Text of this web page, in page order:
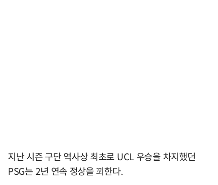
지난 시즌 구단 역사상 최초로 UCL 우승을 차지했던
PSG는 2년 연속 정상을 꾀한다.